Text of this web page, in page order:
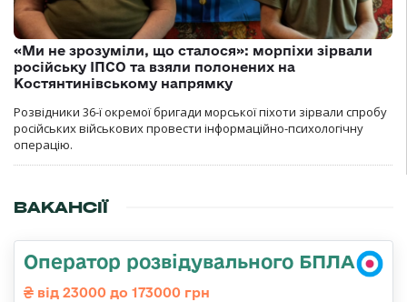
«Ми не зрозуміли, що сталося»: морпіхи зірвали
російську ІПСО та взяли полонених на
Костянтинівському напрямку
Розвідники 36-ї окремої бригади морської піхоти зірвали спробу
російських військових провести інформаційно-психологічну
операцію.
ВАКАНСІЇ
Оператор розвідувального БПЛА
від 23000 до 173000 грн